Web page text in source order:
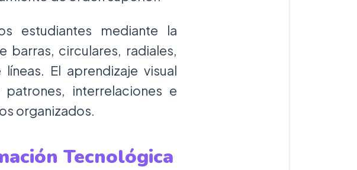
estudiantes mediante la
barras, circulares, radiales,
El aprendizaje visual
interrelaciones e
organizados.
Tecnológica